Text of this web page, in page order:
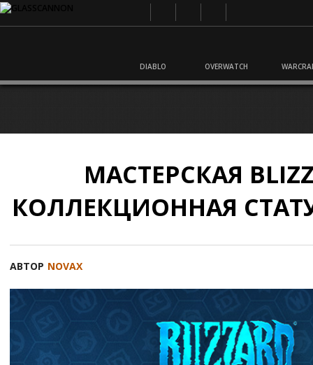
DIABLO OVERWATCH
МАСТЕРСКАЯ
КОЛЛЕКЦИОННАЯ
АВТОР NOVAX